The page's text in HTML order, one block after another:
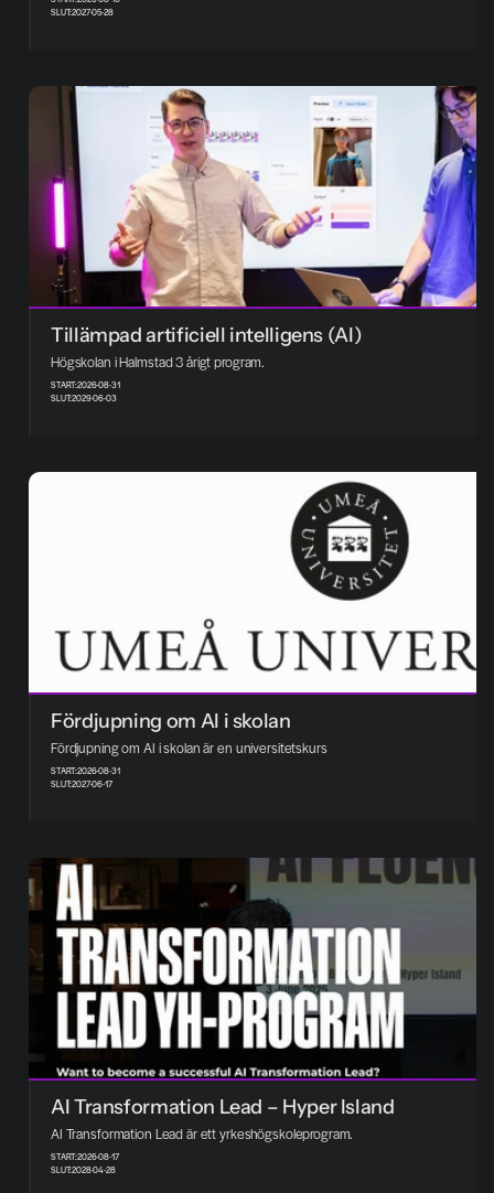
SLUT:2027-05-28
Tillämpad artificiell intelligens (AI)
START:2026-08-31
SLUT:2029-06-03
Fördjupning om AI i skolan
Fördjupning om AI i skolan är en universitetskurs
START:2026-08-31
SLUT:2027-06-17
AI Transformation Lead – Hyper Island
AI Transformation Lead är ett yrkeshögskoleprogram.
START:2026-08-17
SLUT:2028-04-28